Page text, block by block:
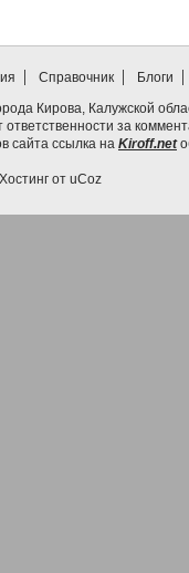
Справочник
Блоги
Кирова, Калужской
ответственности за
сайта ссылка на Kiroff.net
Хостинг от uCoz